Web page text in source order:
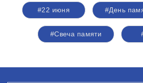
#22 июня #День
#Свеча памяти